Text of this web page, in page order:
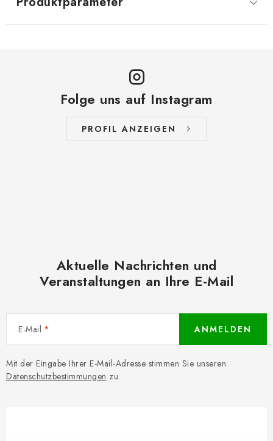
Folge uns auf Instagram
PROFIL ANZEIGEN
Aktuelle Nachrichten und
Veranstaltungen an Ihre E-Mail
E-Mail
Mit der Eingabe Ihrer E-Mail-Adresse stimmen Sie unseren
Datenschutzbestimmungen zu.
ANMELDEN